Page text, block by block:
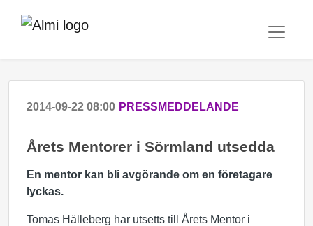
2014-09-22 08:00 PRESSMEDDELANDE
Årets Mentorer i Sörmland utsedda
En mentor kan bli avgörande om en företagare
lyckas.
Tomas Hälleberg har utsetts till Årets Mentor i